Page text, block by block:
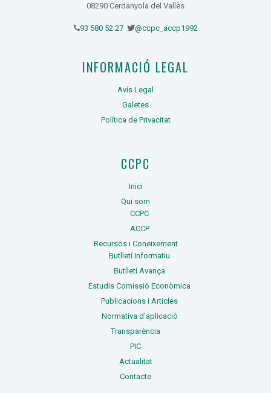
08290 Cerdanyola del Vallès
93 580 52 27 @ccpc_accp1992
INFORMACIÓ LEGAL
Avís Legal
Galetes
Política de Privacitat
CCPC
Inici
Qui som
CCPC
ACCP
Recursos i Coneixement
Butlletí Informatiu
Butlletí Avança
Estudis Comissió Econòmica
Publicacions i Articles
Normativa d’aplicació
Transparència
PIC
Actualitat
Contacte